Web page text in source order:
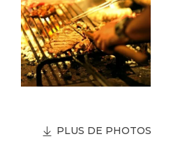
PLUS DE PHOTOS